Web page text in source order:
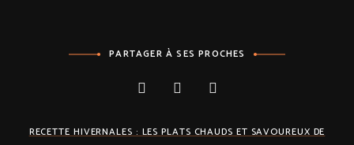
PARTAGER À SES PROCHES
RECETTE HIVERNALES : LES PLATS CHAUDS ET SAVOUREUX DE